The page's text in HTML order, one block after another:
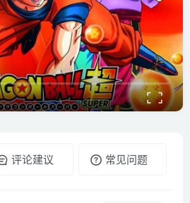
评论建议 常见问题